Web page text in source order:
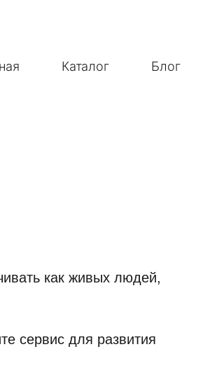
Каталог Блог
как живых людей,
сервис для развития